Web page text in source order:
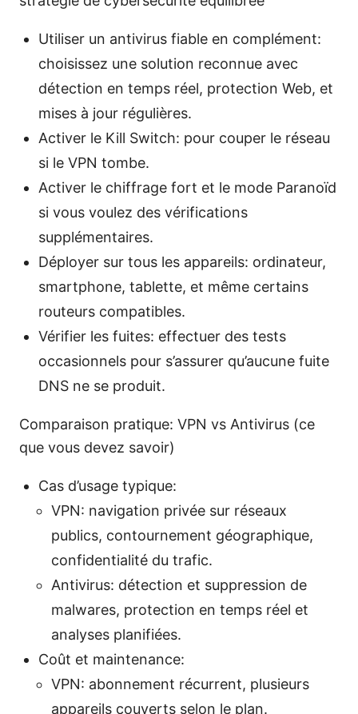
Utiliser un antivirus fiable en complément:
choisissez une solution reconnue avec
détection en temps réel, protection Web, et
mises à jour régulières.
Activer le Kill Switch: pour couper le réseau
si le VPN tombe.
Activer le chiffrage fort et le mode Paranoïd
si vous voulez des vérifications
supplémentaires.
Déployer sur tous les appareils: ordinateur,
smartphone, tablette, et même certains
routeurs compatibles.
Vérifier les fuites: effectuer des tests
occasionnels pour s’assurer qu’aucune fuite
DNS ne se produit.
Comparaison pratique: VPN vs Antivirus (ce
que vous devez savoir)
Cas d’usage typique:
VPN: navigation privée sur réseaux
publics, contournement géographique,
confidentialité du trafic.
Antivirus: détection et suppression de
malwares, protection en temps réel et
analyses planifiées.
Coût et maintenance:
VPN: abonnement récurrent, plusieurs
appareils couverts selon le plan.